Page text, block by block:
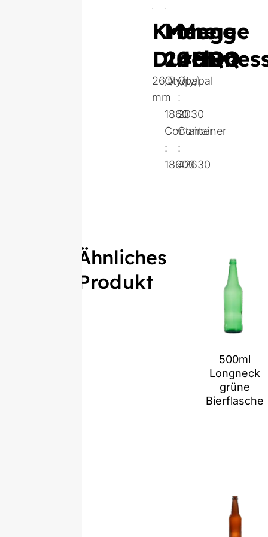
Krone
26,5
mm
Menge
20HQ
Qty/pal
:
1860
Container
:
18600
Menge
40HQ
Qty/pal
:
2030
Container
:
42630
Ähnliches
Produkt
500ml
Longneck
grüne
Bierflasche